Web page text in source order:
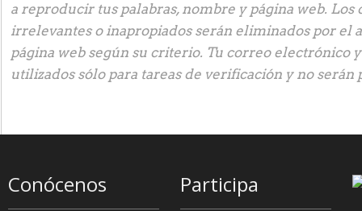
a reproducir tus palabras, nombre y página web. Los
irrelevantes o inapropiados serán eliminados por el
página web según su criterio. Tu correo electrónico
utilizados sólo para tareas de verificación y no serán
Conócenos Participa